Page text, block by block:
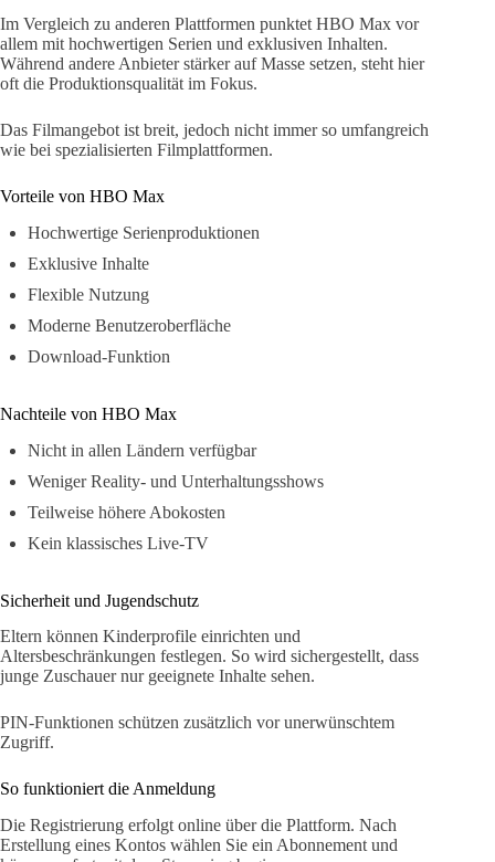
Im Vergleich zu anderen Plattformen punktet HBO Max vor
allem mit hochwertigen Serien und exklusiven Inhalten.
Während andere Anbieter stärker auf Masse setzen, steht hier
oft die Produktionsqualität im Fokus.
Das Filmangebot ist breit, jedoch nicht immer so umfangreich
wie bei spezialisierten Filmplattformen.
Vorteile von HBO Max
Hochwertige Serienproduktionen
Exklusive Inhalte
Flexible Nutzung
Moderne Benutzeroberfläche
Download-Funktion
Nachteile von HBO Max
Nicht in allen Ländern verfügbar
Weniger Reality- und Unterhaltungsshows
Teilweise höhere Abokosten
Kein klassisches Live-TV
Sicherheit und Jugendschutz
Eltern können Kinderprofile einrichten und
Altersbeschränkungen festlegen. So wird sichergestellt, dass
junge Zuschauer nur geeignete Inhalte sehen.
PIN-Funktionen schützen zusätzlich vor unerwünschtem
Zugriff.
So funktioniert die Anmeldung
Die Registrierung erfolgt online über die Plattform. Nach
Erstellung eines Kontos wählen Sie ein Abonnement und